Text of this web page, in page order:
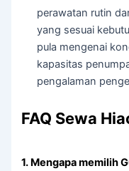
perawatan rutin
yang sesuai
pula mengenai
kapasitas
pengalaman
FAQ Sewa
1. Mengapa memilih